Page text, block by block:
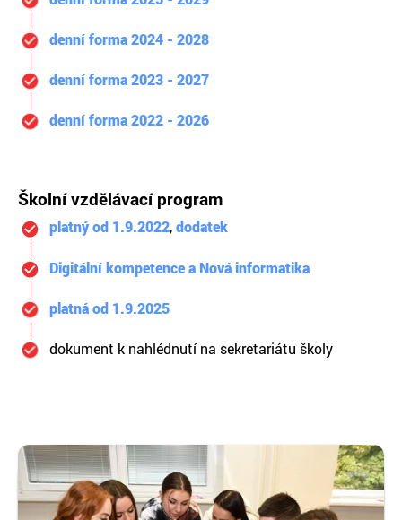
denní forma 2024 - 2028
denní forma 2023 - 2027
denní forma 2022 - 2026
Školní vzdělávací program
platný od 1.9.2022,dodatek
Digitální kompetence a Nová informatika
platná od 1.9.2025
dokument k nahlédnutí na sekretariátu školy